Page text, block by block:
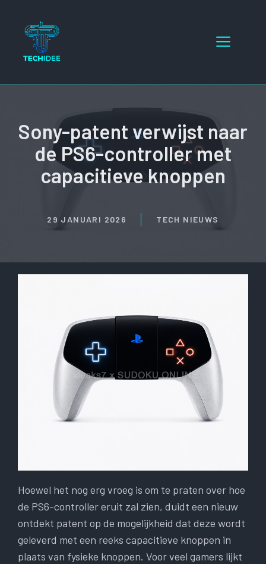
inhoud
Menu
Sony-patent verwijst naar
de PS6-controller met
capacitieve knoppen
29 JANUARI 2026 TECH NIEUWS
Hoewel het nog erg vroeg is om te praten over hoe
de PS6-controller eruit zal zien, duidt een nieuw
ontdekt patent op de mogelijkheid dat deze wordt
geleverd met een reeks capacitieve knoppen in
plaats van fysieke knoppen. Voor veel gamers lijkt